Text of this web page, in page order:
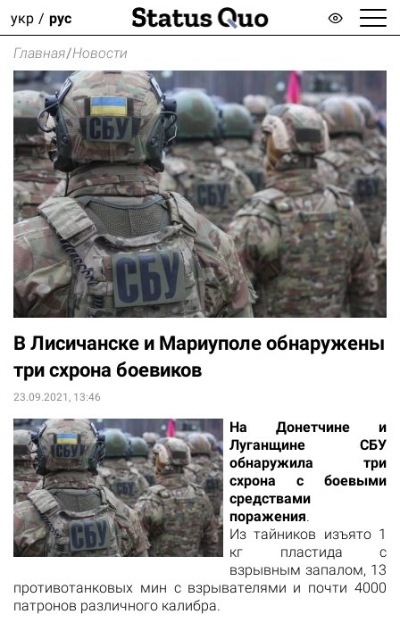
укр рус
Главная/Новости
В Лисичанске и Мариуполе обнаружены
три схрона боевиков
23.09.2021, 13:46
На Донетчине и
Луганщине СБУ
обнаружила три
схрона с боевыми
средствами
поражения.
Из тайников изъято 1
кг пластида с
взрывным запалом, 13
противотанковых мин с взрывателями и почти 4000
патронов различного калибра.